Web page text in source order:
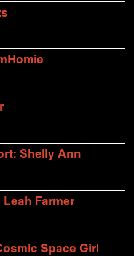
Shelly Ann
Farmer
Space Girl